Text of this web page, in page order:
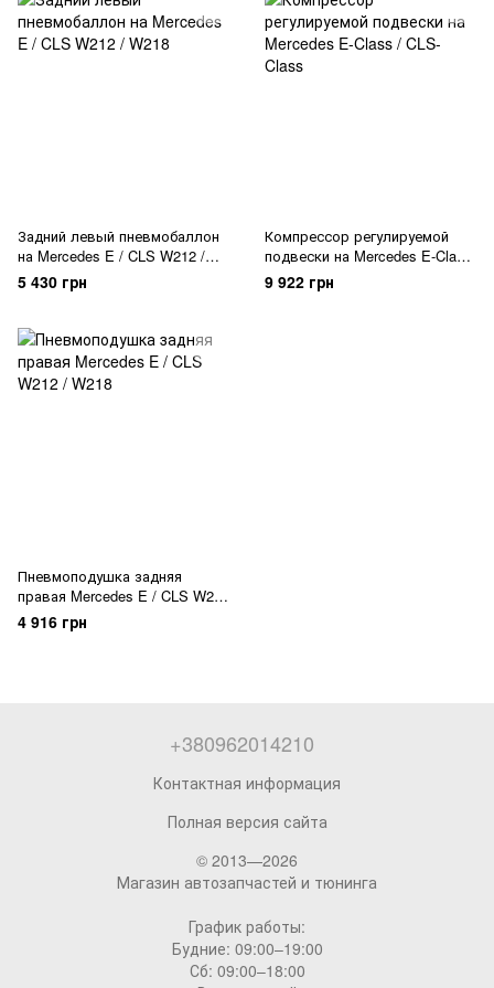
Задний левый пневмобаллон
на Mercedes E / CLS W212 /
W218
5 430 грн
Компрессор регулируемой
подвески на Mercedes E-Class
/ CLS-Class
9 922 грн
Пневмоподушка задняя
правая Mercedes E / CLS W212
/ W218
4 916 грн
+380962014210
Контактная информация
Полная версия сайта
© 2013—2026
Магазин автозапчастей и тюнинга
График работы:
Будние: 09:00–19:00
Сб: 09:00–18:00